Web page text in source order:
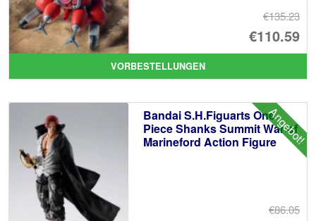
€135.23
€110.59
VORBESTELLUNGEN
Angebot!
Bandai S.H.Figuarts One
Piece Shanks Summit War of
Marineford Action Figure
€86.05